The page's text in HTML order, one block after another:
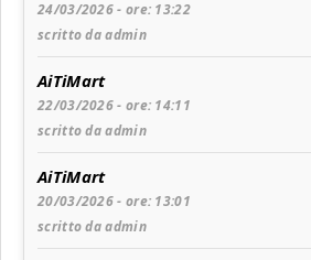
24/03/2026 - ore: 13:22
scritto da admin
AiTiMart
22/03/2026 - ore: 14:11
scritto da admin
AiTiMart
20/03/2026 - ore: 13:01
scritto da admin